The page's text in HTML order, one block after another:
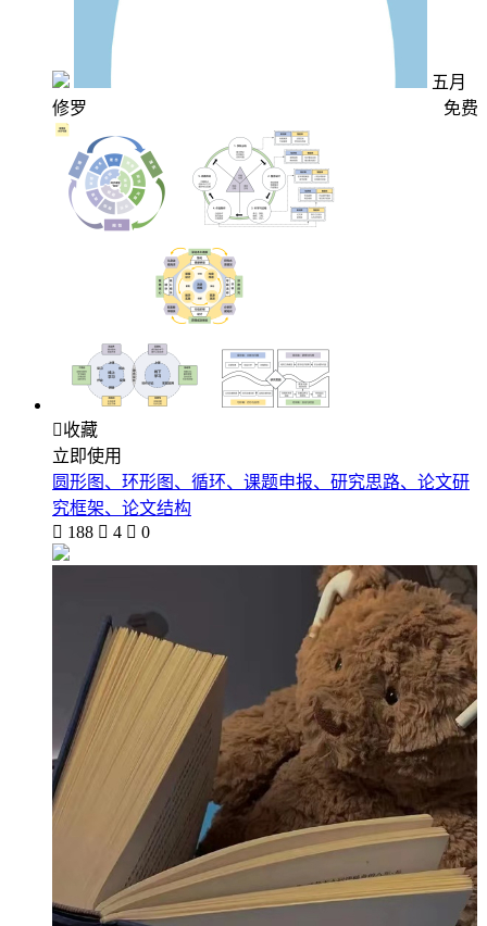
五月
修罗
免费
收藏
立即使用
圆形图、环形图、循环、课题申报、研究思路、论文研
究框架、论文结构
 188  4  0